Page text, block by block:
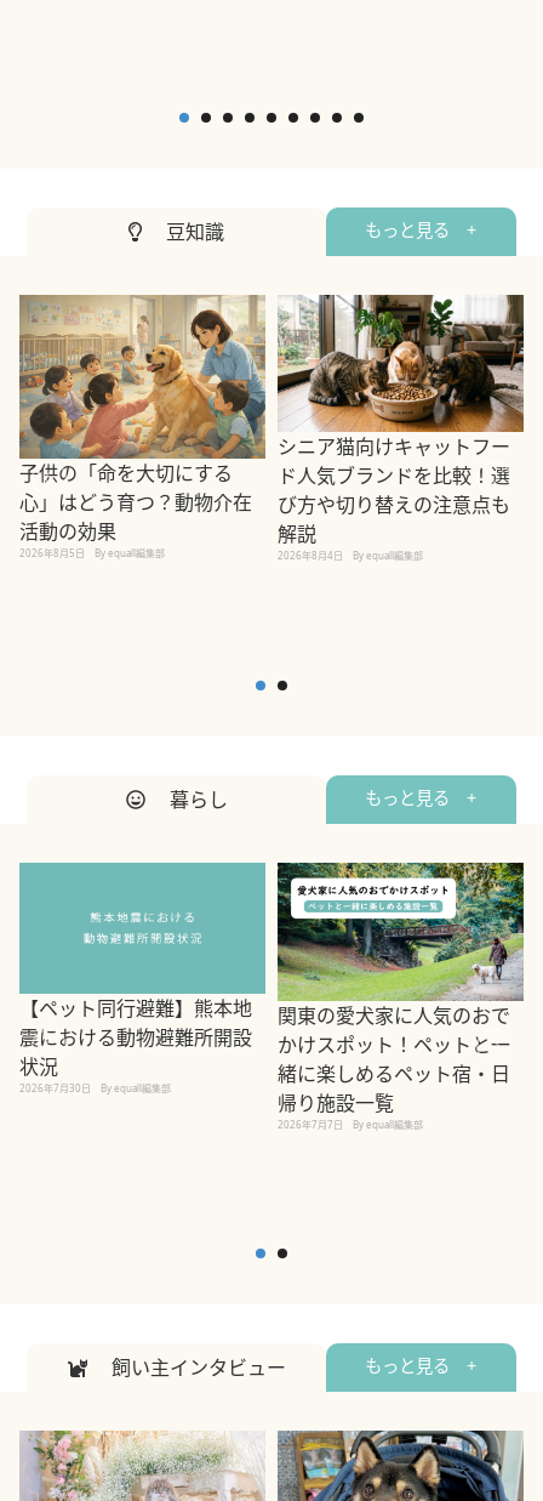
豆知識 もっと見る +
子供の「命を大切にする
心」はどう育つ？動物介在
活動の効果
2026年8月5日 By equall編集部
シニア猫向けキャットフー
ド人気ブランドを比較！選
び方や切り替えの注意点も
解説
2026年8月4日 By equall編集部
暮らし もっと見る +
【ペット同行避難】熊本地
震における動物避難所開設
状況
2026年7月30日 By equall編集部
関東の愛犬家に人気のおで
かけスポット！ペットと一
緒に楽しめるペット宿・日
帰り施設一覧
2026年7月7日 By equall編集部
飼い主インタビュー もっと見る +